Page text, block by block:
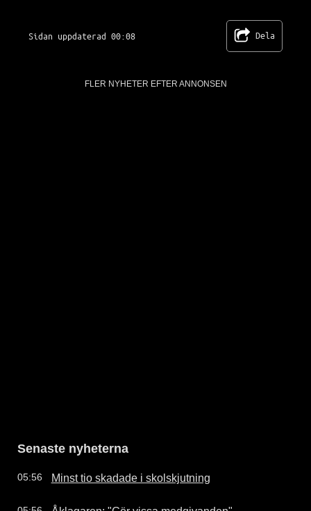
Sidan uppdaterad 00:08 Dela
FLER NYHETER EFTER ANNONSEN
Senaste nyheterna
05:56 Minst tio skadade i skolskjutning